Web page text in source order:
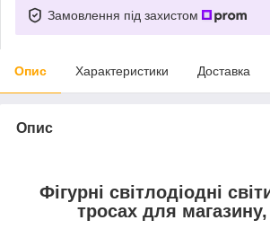
Замовлення під захистом
Опис Характеристики Доставка
Опис
Фігурні світлодіодні
тросах для